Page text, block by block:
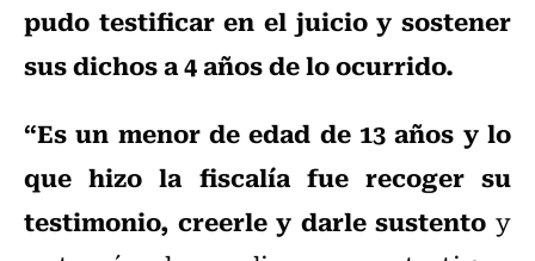
pudo testificar en el juicio y sostener
sus dichos a 4 años de lo ocurrido.
“Es un menor de edad de 13 años y lo
que hizo la fiscalía fue recoger su
testimonio, creerle y darle sustento y